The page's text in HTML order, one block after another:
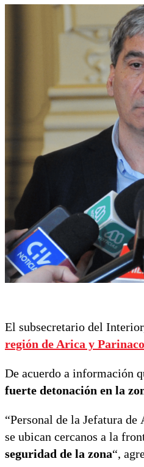
El subsecretario del
región de Arica y
De acuerdo a información
fuerte detonación en la
“Personal de la Jefatura
se ubican cercanos a la
seguridad de la zona“,